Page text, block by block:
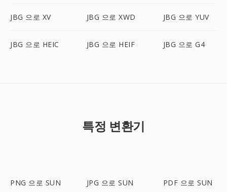
JBG 으로 XV JBG 으로 XWD JBG 으로 YUV
JBG 으로 HEIC JBG 으로 HEIF JBG 으로 G4
특정 변환기
PNG 으로 SUN JPG 으로 SUN PDF 으로 SUN